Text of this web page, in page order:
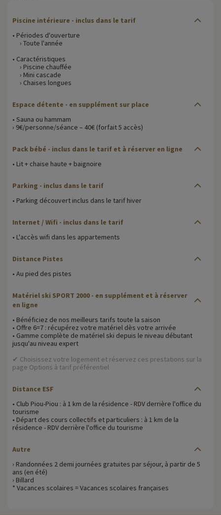
Piscine intérieure - inclus dans le tarif
• Périodes d'ouverture
› Toute l'année
• Caractéristiques
› Piscine chauffée
› Mini cascade
› Chaises longues
Espace détente - en supplément sur place
• Sauna ou hammam
› 9€/personne/séance – 40€ (forfait 5 accès)
Pack bébé - inclus dans le tarif et à réserver en ligne
• Lit + chaise haute + baignoire
Parking - inclus dans le tarif
• Parking découvert inclus dans le tarif hiver
Internet / Wifi - inclus dans le tarif
• L'accès wifi dans les appartements
Distance Pistes
• Au pied des pistes
Matériel ski SPORT 2000 - en supplément et à réserver
en ligne
• Bénéficiez de nos meilleurs tarifs toute la saison
• Offre 6=7 : récupérez votre matériel dès votre arrivée
• Gamme complète de matériel ski depuis le niveau débutant
jusqu'au niveau expert
✔ Choisissez votre logement et réservez ces prestations sur la
page Options à tarif préférentiel
Distance ESF
• Club Piou-Piou : à 1 km de la résidence - RDV derrière l'office du
tourisme
• Départ des cours collectifs et particuliers : à 1 km de la
résidence - RDV derrière l'office du tourisme
Autre
› Randonnées 2 demi journées gratuites par séjour, à partir de 5
ans (en été)
› Billard
* Vacances scolaires = Vacances scolaires françaises